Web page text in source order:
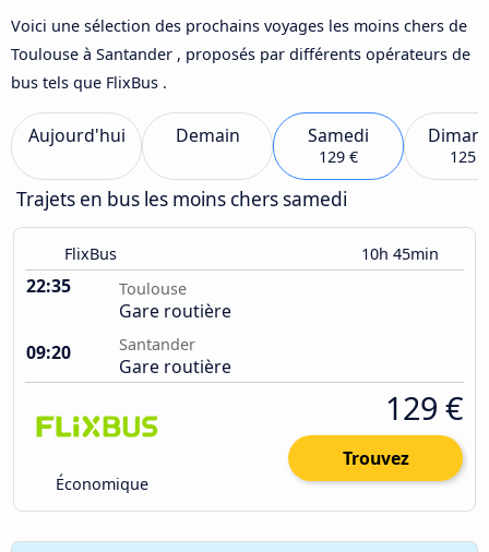
Voici une sélection des prochains voyages les moins chers de
Toulouse à Santander , proposés par différents opérateurs de
bus tels que FlixBus .
Aujourd'hui Demain Samedi
129 € 125 €
Trajets en bus les moins chers samedi
FlixBus 10h 45min
22:35 Toulouse
Gare routière
09:20
Santander
Gare routière
Économique
129 €
Trouvez